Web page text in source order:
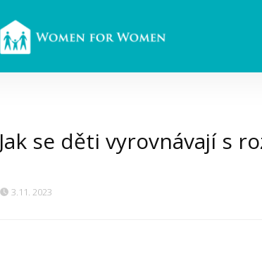
Jak se děti vyrovnávají s
3.11. 2023